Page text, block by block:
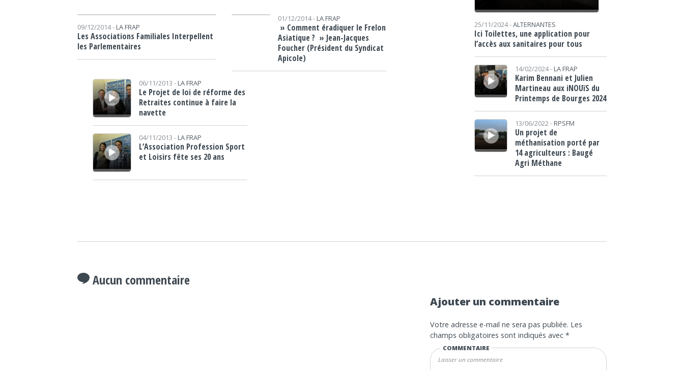
Lecteur audio
09/12/2014 - LA FRAP
Les Associations Familiales Interpellent
les Parlementaires
Lecteur audio 01/12/2014 - LA FRAP
» Comment éradiquer le Frelon
Asiatique ? » Jean-Jacques
Foucher (Président du Syndicat
Apicole)
Lecteur audio
06/11/2013 - LA FRAP
Le Projet de loi de réforme des
Retraites continue à faire la
navette
Lecteur audio
04/11/2013 - LA FRAP
L’Association Profession Sport
et Loisirs fête ses 20 ans
25/11/2024 -ALTERNANTES
Ici Toilettes, une application pour
l’accès aux sanitaires pour tous
Lecteur audio
14/02/2024 - LA FRAP
Karim Bennani et Julien
Martineau aux iNOUïS du
Printemps de Bourges 2024
Lecteur audio
13/06/2022 - RPSFM
Un projet de
méthanisation porté par
14 agriculteurs : Baugé
Agri Méthane
Aucun commentaire
Ajouter un commentaire
Votre adresse e-mail ne sera pas publiée. Les
champs obligatoires sont indiqués avec*
COMMENTAIRE